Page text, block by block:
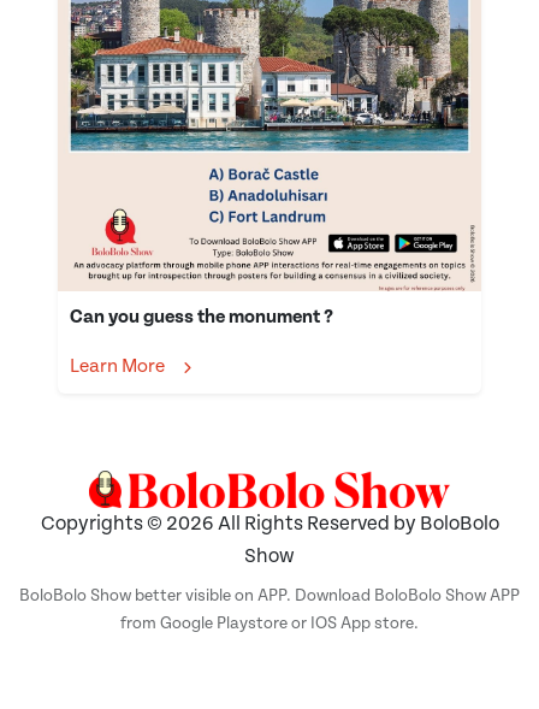
Can you guess the monument ?
Learn More
Copyrights © 2026 All Rights Reserved by BoloBolo
Show
BoloBolo Show better visible on APP. Download BoloBolo Show APP
from Google Playstore or IOS App store.